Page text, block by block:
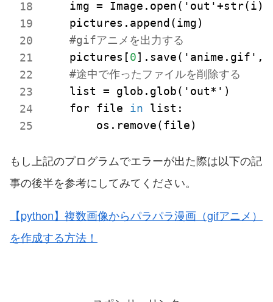
img =
    pictures.append(img)
#gifアニメを出力する
    pictures[
0].save('anime.gif',
#途中で作ったファイルを削除する
list = glob.glob('out*')
    for file
in list:
もし上記のプログラムでエラーが出た際は以下の記
事の後半を参考にしてみてください。
【python】複数画像からパラパラ漫画（gifアニメ）
を作成する方法！